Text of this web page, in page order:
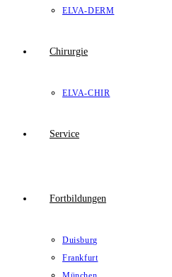
ELVA-DERM
Chirurgie
ELVA-CHIR
Service
Fortbildungen
Duisburg
Frankfurt